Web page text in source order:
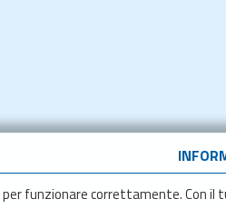
per funzionare correttamente. Con il